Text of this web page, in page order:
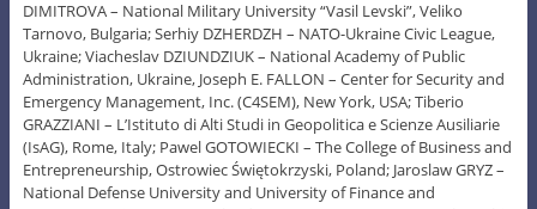
DIMITROVA – National Military University “Vasil Levski”, Veliko
Tarnovo, Bulgaria; Serhiy DZHERDZH – NATO-Ukraine Civic League,
Ukraine; Viacheslav DZIUNDZIUK – National Academy of Public
Administration, Ukraine, Joseph E. FALLON – Center for Security and
Emergency Management, Inc. (C4SEM), New York, USA; Tiberio
GRAZZIANI – L’Istituto di Alti Studi in Geopolitica e Scienze Ausiliarie
(IsAG), Rome, Italy; Pawel GOTOWIECKI – The College of Business and
Entrepreneurship, Ostrowiec Świętokrzyski, Poland; Jaroslaw GRYZ –
National Defense University and University of Finance and